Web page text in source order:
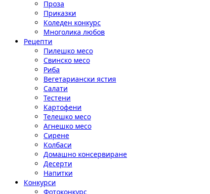
Проза
Приказки
Коледен конкурс
Многолика любов
Рецепти
Пилешко месо
Свинско месо
Риба
Вегетариански ястия
Салати
Тестени
Картофени
Телешко месо
Агнешко месо
Сирене
Колбаси
Домашно консервиране
Десерти
Напитки
Конкурси
Фотоконкурс